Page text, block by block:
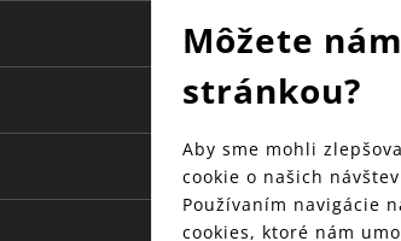
Môžete
stránkou?
Aby sme mohli
cookie o našich
Používaním navigácie
cookies, ktoré nám